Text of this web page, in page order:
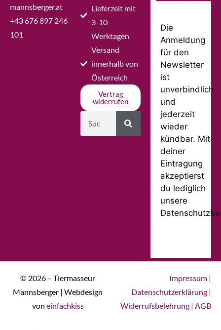
mannsberger.at
+43 676 897 246
101
Lieferzeit mit
3-10
Werktagen
Versand
innerhalb von
Österreich
Vertrag
widerrufen
Die
Anmeldung
für den
Newsletter
ist
unverbindlich
und
jederzeit
wieder
kündbar. Mit
deiner
Eintragung
akzeptierst
du lediglich
unsere
© 2026 – Tiermasseur
Mannsberger | Webdesign
von einfachkiss
Impressum |
Datenschutzerklärung |
Widerrufsbelehrung | AGB